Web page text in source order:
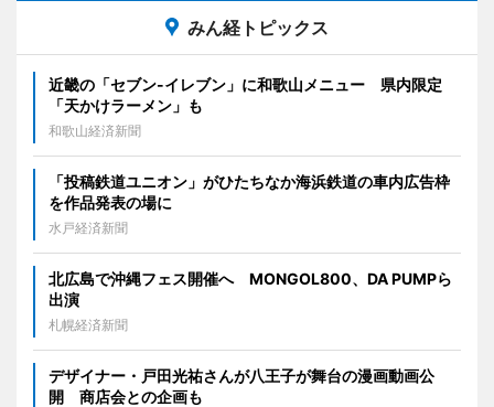
みん経トピックス
近畿の「セブン-イレブン」に和歌山メニュー 県内限定
「天かけラーメン」も
和歌山経済新聞
「投稿鉄道ユニオン」がひたちなか海浜鉄道の車内広告枠
を作品発表の場に
水戸経済新聞
北広島で沖縄フェス開催へ MONGOL800、DA PUMPら
出演
札幌経済新聞
デザイナー・戸田光祐さんが八王子が舞台の漫画動画公
開 商店会との企画も